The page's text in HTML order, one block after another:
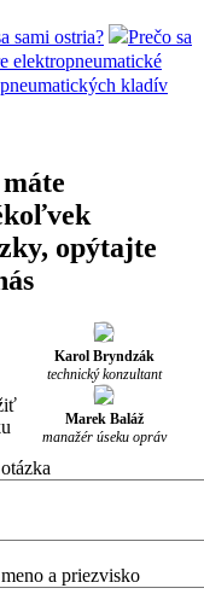
sami ostria?
Prečo sa
elektropneumatické
kladív
opýtajte
Karol Bryndzák
technický konzultant
Marek Baláž
manažér úseku opráv
a priezvisko